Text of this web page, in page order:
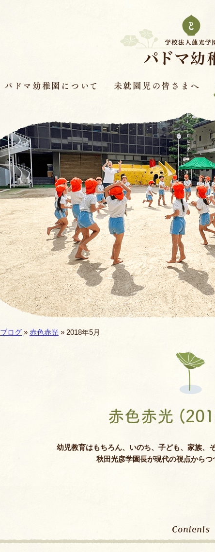
パドマ幼稚園について
園長のことば／沿革
園の魅力
保育理念・保育⽅針
教育の特徴
園の一年・一日
仏教食育
預かり保育
施設／セキュリティ
未就園児の皆さまへ
次年度園児募集要項
保護者さまの声
見学会・体験保育・説明
会
学費
バスコース
よくあるQ&A
地域開放
はす
ブログ » 赤色赤光 » 2018年5月
赤色赤光
幼児教育はもちろん、いのち、子ども、家族、
秋田光彦学園長が現代の視点からつ
Contents